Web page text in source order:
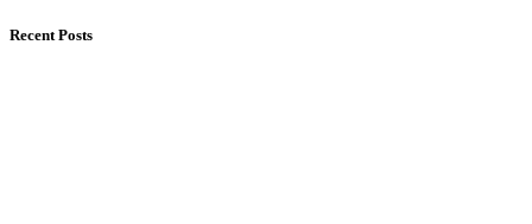
Recent Posts